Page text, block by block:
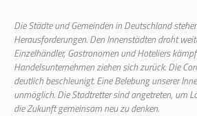
Die Städte und Gemeinden in Deutschland
Herausforderungen. Den Innenstädten droht
Einzelhändler, Gastronomen und Hoteliers
Handelsunternehmen ziehen sich zurück. Die
deutlich beschleunigt. Eine Belebung unserer
unmöglich. Die Stadtretter sind angetreten, um
die Zukunft gemeinsam neu zu denken.